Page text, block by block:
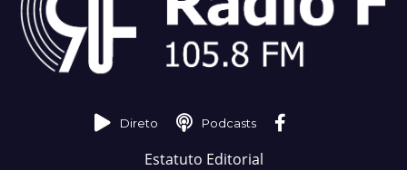
Direto Podcasts
Estatuto Editorial